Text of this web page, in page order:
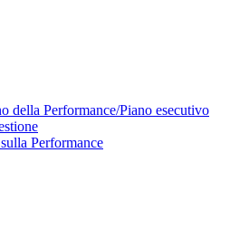
della Performance/Piano esecutivo
Performance